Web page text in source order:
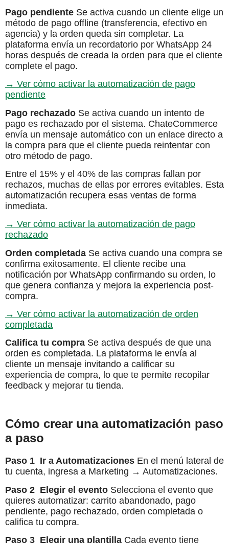
Pago pendiente Se activa cuando un cliente elige un
método de pago offline (transferencia, efectivo en
agencia) y la orden queda sin completar. La
plataforma envía un recordatorio por WhatsApp 24
horas después de creada la orden para que el cliente
complete el pago.
→ Ver cómo activar la automatización de pago
pendiente
Pago rechazado Se activa cuando un intento de
pago es rechazado por el sistema. ChateCommerce
envía un mensaje automático con un enlace directo a
la compra para que el cliente pueda reintentar con
otro método de pago.
Entre el 15% y el 40% de las compras fallan por
rechazos, muchas de ellas por errores evitables. Esta
automatización recupera esas ventas de forma
inmediata.
→ Ver cómo activar la automatización de pago
rechazado
Orden completada Se activa cuando una compra se
confirma exitosamente. El cliente recibe una
notificación por WhatsApp confirmando su orden, lo
que genera confianza y mejora la experiencia post-
compra.
→ Ver cómo activar la automatización de orden
completada
Califica tu compra Se activa después de que una
orden es completada. La plataforma le envía al
cliente un mensaje invitando a calificar su
experiencia de compra, lo que te permite recopilar
feedback y mejorar tu tienda.
Cómo crear una automatización paso
a paso
Paso 1 Ir a Automatizaciones En el menú lateral de
tu cuenta, ingresa a Marketing → Automatizaciones.
Paso 2 Elegir el evento Selecciona el evento que
quieres automatizar: carrito abandonado, pago
pendiente, pago rechazado, orden completada o
califica tu compra.
Paso 3 Elegir una plantilla Cada evento tiene